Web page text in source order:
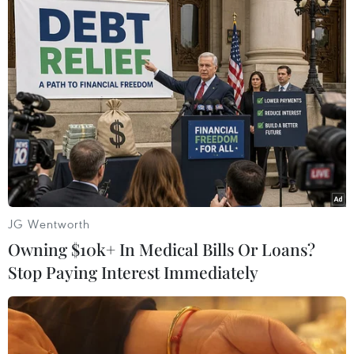
trường của Việt Nam và thông lệ quốc tế; thiếu
cơ sở pháp lý nên việc sử dụng mới mang mục
đích tham khảo hoặc dùng để thống kê.
Vì vậy, việc xây dựng danh mục phân loại xanh
gắn với các tiêu chí sàng lọc, ngưỡng và chỉ tiêu
môi trường cụ thể là cần thiết đối với các tổ
chức tín dụng, chi nhánh ngân hàng nước ngoài
tại Việt Nam, các tổ chức, cá nhân phát hành
trái phiếu và các bên liên quan để quản lý, điều
hành và thực hiện hiệu quả việc cấp tín dụng
xanh, phát hành trái phiếu xanh./.
(Vietnam+)
JG Wentworth
Owning $10k+ In Medical Bills Or Loans?
Stop Paying Interest Immediately